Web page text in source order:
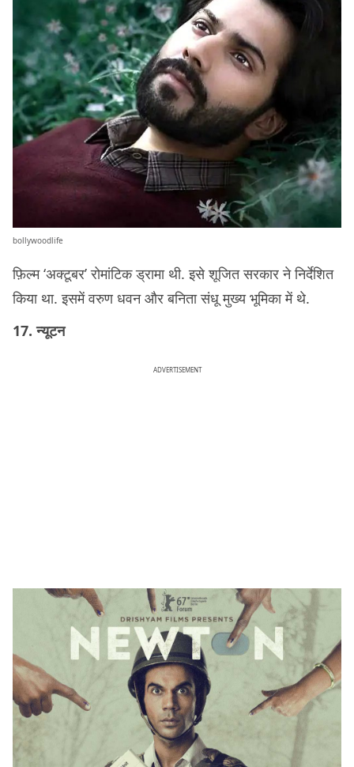
bollywoodlife
फ़िल्म ‘अक्टूबर’ रोमांटिक ड्रामा थी. इसे शूजित सरकार ने निर्देशित
किया था. इसमें वरुण धवन और बनिता संधू मुख्य भूमिका में थे.
17. न्यूटन
ADVERTISEMENT